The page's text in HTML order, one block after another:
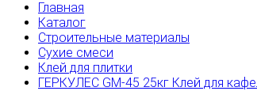
Главная
Каталог
Строительные материалы
Сухие смеси
Клей для плитки
ГЕРКУЛЕС GM-45 25кг Клей для